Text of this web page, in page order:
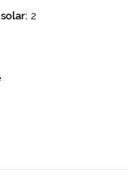
2